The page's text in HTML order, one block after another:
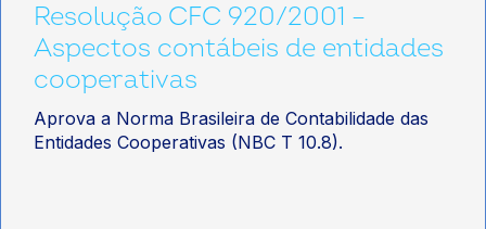
Resolução CFC 920/2001 –
Aspectos contábeis de entidades
cooperativas
Aprova a Norma Brasileira de Contabilidade das
Entidades Cooperativas (NBC T 10.8).